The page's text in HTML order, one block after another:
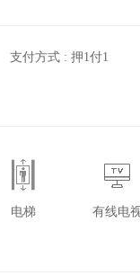
支付方式 : 押1付1
电梯 有线电